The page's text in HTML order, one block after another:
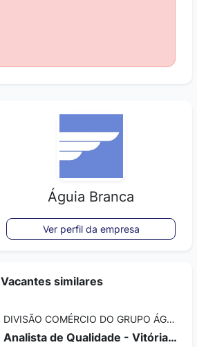
Águia Branca
Ver perfil da empresa
Vacantes similares
DIVISÃO COMÉRCIO DO GRUPO ÁGUIA BRANCA
Analista de Qualidade - Vitória/ES